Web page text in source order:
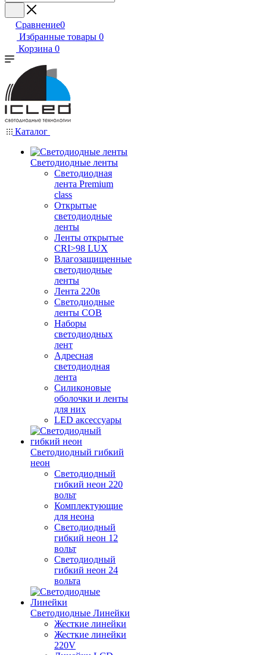
Сравнение0
Избранные товары 0
Корзина 0
Каталог
Светодиодные ленты
Светодиодная
лента Premium
class
Открытые
светодиодные
ленты
Ленты открытые
CRI>98 LUX
Влагозащищенные
светодиодные
ленты
Лента 220в
Светодиодные
ленты COB
Наборы
светодиодных
лент
Адресная
светодиодная
лента
Силиконовые
оболочки и ленты
для них
LED аксессуары
Светодиодный гибкий
неон
Светодиодный
гибкий неон 220
вольт
Комплектующие
для неона
Светодиодный
гибкий неон 12
вольт
Светодиодный
гибкий неон 24
вольта
Светодиодные Линейки
Жесткие линейки
Жесткие линейки
220V